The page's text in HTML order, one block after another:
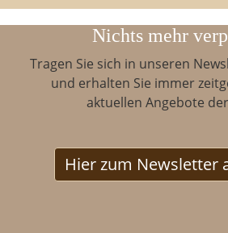
Nichts mehr
Tragen Sie sich in unseren
und erhalten Sie immer
aktuellen Angebote
Hier zum Newsletter